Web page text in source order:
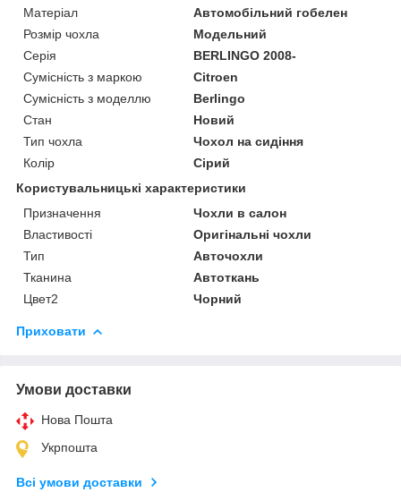
Матеріал
Автомобільний гобелен
Розмір чохла
Модельний
Серія
BERLINGO 2008-
Сумісність з маркою
Citroen
Сумісність з моделлю
Berlingo
Стан
Новий
Тип чохла
Чохол на сидіння
Колір
Сірий
Користувальницькі характеристики
Призначення
Чохли в салон
Властивості
Оригінальні чохли
Тип
Авточохли
Тканина
Автоткань
Цвет2
Чорний
Приховати
Умови доставки
Нова Пошта
Укрпошта
Всі умови доставки